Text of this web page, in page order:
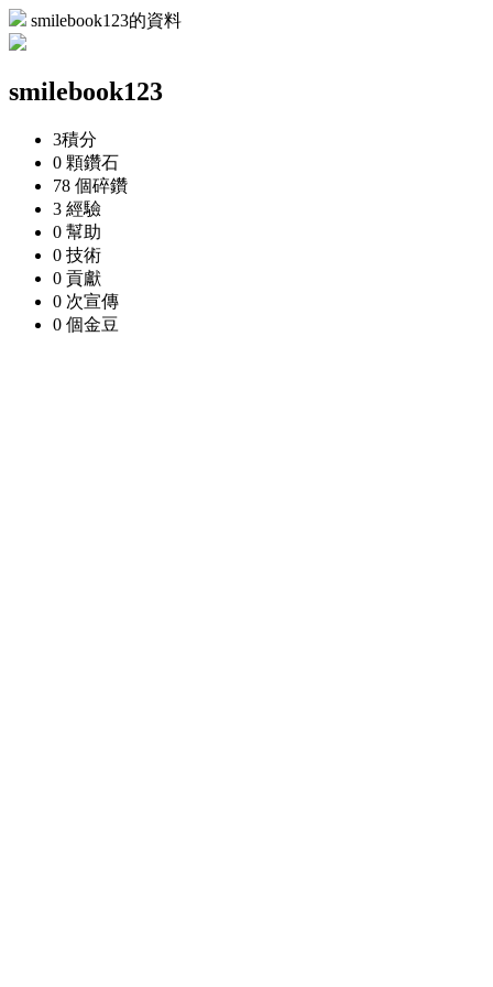
smilebook123的資料
smilebook123
3積分
0 顆鑽石
78 個碎鑽
3 經驗
0 幫助
0 技術
0 貢獻
0 次宣傳
0 個金豆